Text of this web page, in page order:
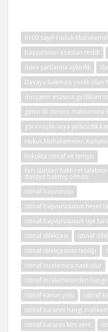
6100 sayılı Hukuk
başvurunun esastan reddi
dava şartlarına aykırılık
Davaya bakması yasak olan
dosyanın esasına girdikten
gelen ilk derece mahkemesi
görevsizlik veya yetkisizlik
Hukuk Muhakemeleri Kanunu
hukukta istinaf ve temyiz
İleri sürülen haklı ret
davaya bakmış olması
istinaf başvurusu
istinaf başvurusunun heyet
istinaf başvurusunun üye
istinaf dilekçesi
istinaf
istinaf dilekçesinin tebliği
istinaf incelemesi nasıl olur
istinaf incelemesinden
istinaf kanun yolu
istinaf
istinaf kararını hangi
istinaf kararını kim verir